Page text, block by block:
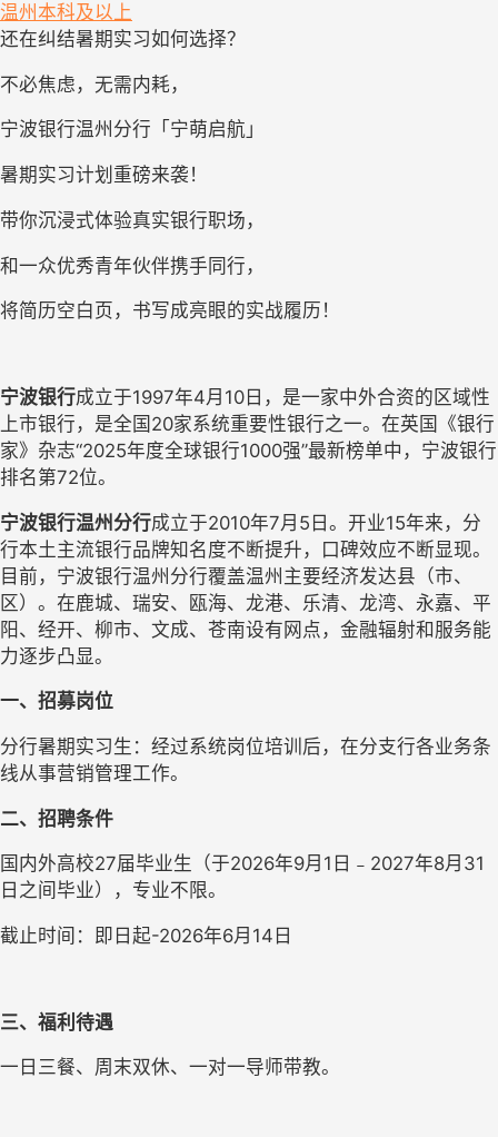
温州 本科及以上
还在纠结暑期实习如何选择？
不必焦虑，无需内耗，
宁波银行温州分行「宁萌启航」
暑期实习计划重磅来袭！
带你沉浸式体验真实银行职场，
和一众优秀青年伙伴携手同行，
将简历空白页，书写成亮眼的实战履历！
宁波银行成立于1997年4月10日，是一家中外合资的区域性
上市银行，是全国20家系统重要性银行之一。在英国《银行
家》杂志“2025年度全球银行1000强”最新榜单中，宁波银行
排名第72位。
宁波银行温州分行成立于2010年7月5日。开业15年来，分
行本土主流银行品牌知名度不断提升，口碑效应不断显现。
目前，宁波银行温州分行覆盖温州主要经济发达县（市、
区）。在鹿城、瑞安、瓯海、龙港、乐清、龙湾、永嘉、平
阳、经开、柳市、文成、苍南设有网点，金融辐射和服务能
力逐步凸显。
一、招募岗位
分行暑期实习生：经过系统岗位培训后，在分支行各业务条
线从事营销管理工作。
二、招聘条件
国内外高校27届毕业生（于2026年9月1日﹣2027年8月31
日之间毕业），专业不限。
截止时间：即日起-2026年6月14日
三、福利待遇
一日三餐、周末双休、一对一导师带教。